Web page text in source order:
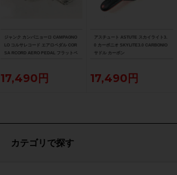
ジャンク カンパニョーロ CAMPAGNO
LO コルサレコード エアロペダル COR
SA RCORD AERO PEDAL フラットペ
17,490円
アスチュート ASTUTE スカイライト3.
0 カーボニオ SKYLITE3.0 CARBONIO
サドル カーボン
17,490円
カテゴリで探す